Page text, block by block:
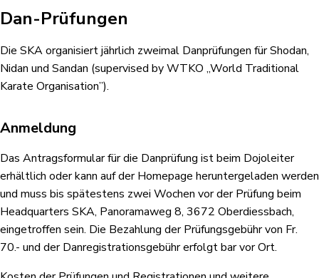
Dan-Prüfungen
Die SKA organisiert jährlich zweimal Danprüfungen für Shodan,
Nidan und Sandan (supervised by WTKO „World Traditional
Karate Organisation”).
Anmeldung
Das Antragsformular für die Danprüfung ist beim Dojoleiter
erhältlich oder kann auf der Homepage heruntergeladen werden
und muss bis spätestens zwei Wochen vor der Prüfung beim
Headquarters SKA, Panoramaweg 8, 3672 Oberdiessbach,
eingetroffen sein. Die Bezahlung der Prüfungsgebühr von Fr.
70.- und der Danregistrationsgebühr erfolgt bar vor Ort.